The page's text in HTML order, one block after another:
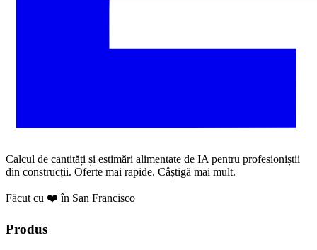
Calcul de cantități și estimări alimentate de IA pentru profesioniștii
din construcții. Oferte mai rapide. Câștigă mai mult.
Făcut cu ❤️ în San Francisco
Produs